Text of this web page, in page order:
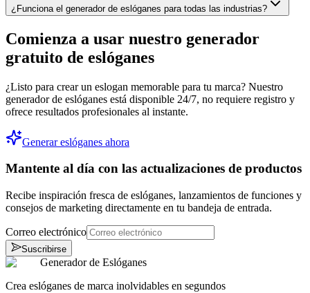
¿Funciona el generador de eslóganes para todas las industrias?
Comienza a usar nuestro generador
gratuito de eslóganes
¿Listo para crear un eslogan memorable para tu marca? Nuestro
generador de eslóganes está disponible 24/7, no requiere registro y
ofrece resultados profesionales al instante.
Generar eslóganes ahora
Mantente al día con las actualizaciones de productos
Recibe inspiración fresca de eslóganes, lanzamientos de funciones y
consejos de marketing directamente en tu bandeja de entrada.
Correo electrónico
Suscribirse
Generador de Eslóganes
Crea eslóganes de marca inolvidables en segundos